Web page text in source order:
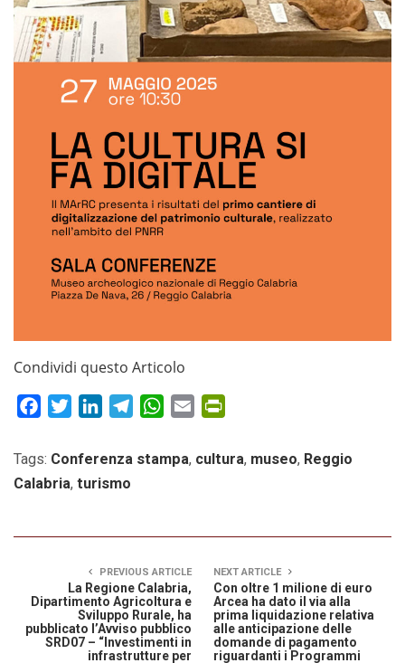
Condividi questo Articolo
FacebookTwitterLinkedInTelegramWhatsApp
Email
Tags: Conferenza stampa, cultura, museo, Reggio
Calabria, turismo
PREVIOUS ARTICLE
La Regione Calabria,
Dipartimento Agricoltura e
Sviluppo Rurale, ha
pubblicato l’Avviso pubblico
SRD07 – “Investimenti in
infrastrutture per
NEXT ARTICLE
Con oltre 1 milione di euro
Arcea ha dato il via alla
prima liquidazione relativa
alle anticipazione delle
domande di pagamento
riguardanti i Programmi